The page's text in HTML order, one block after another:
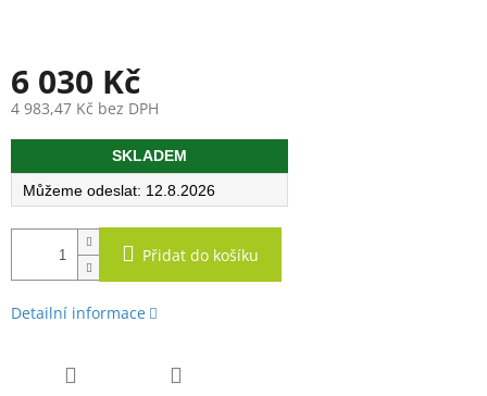
6 030 Kč
4 983,47 Kč bez DPH
Měrná
SKLADEM
12.8.2026
Přidat do košíku
Detailní informace